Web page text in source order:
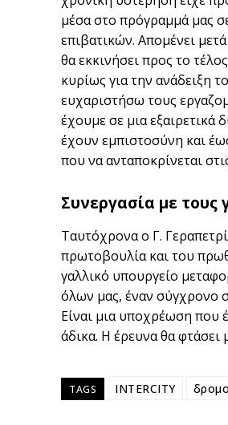
μέσα στο πρόγραμμά μας
επιβατικών. Απομένει
θα εκκινήσει προς το
κυρίως για την ανάδειξη
ευχαριστήσω τους
έχουμε σε μια
έχουν εμπιστοσύνη και
που να ανταποκρίνεται
Συνεργασία με τους
Ταυτόχρονα ο Γ.
πρωτοβουλία και του
γαλλικό υπουργείο
όλων μας, έναν σύγχρονο
Είναι μια υποχρέωση που
άδικα. Η έρευνα θα φτάσει
TAGS INTERCITY